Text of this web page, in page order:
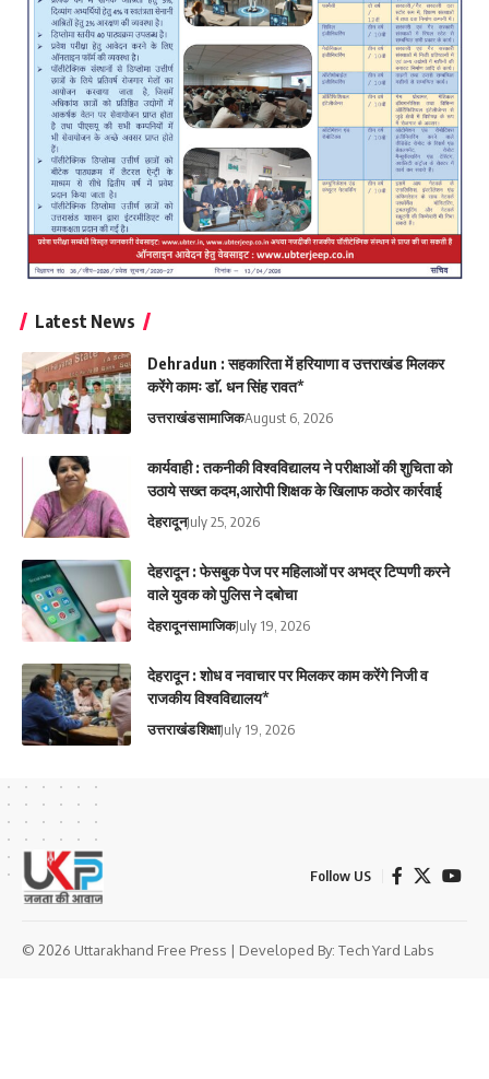
Latest News
Dehradun : सहकारिता में हरियाणा व उत्तराखंड मिलकर
करेंगे कामः डाॅ. धन सिंह रावत*
उत्तराखंडसामाजिकAugust 6, 2026
कार्यवाही : तकनीकी विश्वविद्यालय ने परीक्षाओं की शुचिता को
उठाये सख्त कदम,आरोपी शिक्षक के खिलाफ कठोर कार्रवाई
देहरादूनJuly 25, 2026
देहरादून : फेसबुक पेज पर महिलाओं पर अभद्र टिप्पणी करने
वाले युवक को पुलिस ने दबोचा
देहरादूनसामाजिकJuly 19, 2026
देहरादून : शोध व नवाचार पर मिलकर काम करेंगे निजी व
राजकीय विश्वविद्यालय*
उत्तराखंडशिक्षाJuly 19, 2026
Follow US
© 2026 Uttarakhand Free Press | Developed By: Tech Yard Labs